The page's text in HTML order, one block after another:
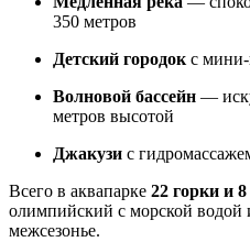
350 метров
Детский городок с
Волновой бассейн —
метров высотой
Джакузи с
Всего в аквапарке 22 горки и 8
олимпийский с морской водой
межсезонье.